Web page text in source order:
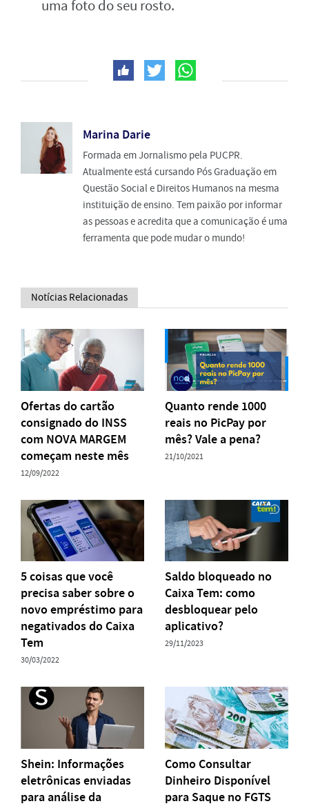
uma foto do seu rosto.
Marina Darie
Formada em Jornalismo pela PUCPR.
Atualmente está cursando Pós Graduação em
Questão Social e Direitos Humanos na mesma
instituição de ensino. Tem paixão por informar
as pessoas e acredita que a comunicação é uma
ferramenta que pode mudar o mundo!
Notícias Relacionadas
Ofertas do cartão
consignado do INSS
com NOVA MARGEM
começam neste mês
12/09/2022
Quanto rende 1000
reais no PicPay por
mês? Vale a pena?
21/10/2021
5 coisas que você
precisa saber sobre o
novo empréstimo para
negativados do Caixa
Tem
30/03/2022
Saldo bloqueado no
Caixa Tem: como
desbloquear pelo
aplicativo?
29/11/2023
Shein: Informações
eletrônicas enviadas
para análise da
Como Consultar
Dinheiro Disponível
para Saque no FGTS